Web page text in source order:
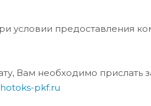
условии предоставления
Вам необходимо прислать
pkf.ru